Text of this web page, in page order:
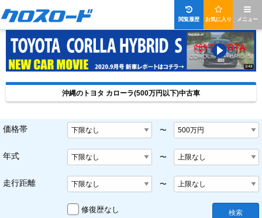
メニュー
お気に入り
閲覧履歴
沖縄のトヨタ カローラ(500万円以下)中古車
価格帯 〜
年式 〜
走行距離 〜
修復歴なし 検索